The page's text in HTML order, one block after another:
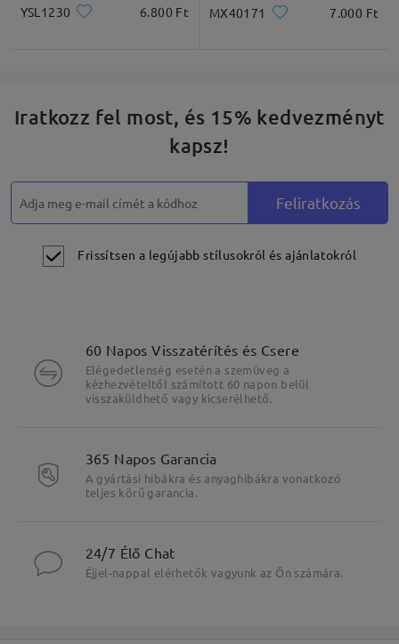
YSL1230 6.800 Ft MX40171 7.000 Ft
Iratkozz fel most, és 15% kedvezményt
kapsz!
Feliratkozás
Frissítsen a legújabb stílusokról és ajánlatokról
60 Napos Visszatérítés és Csere
Elégedetlenség esetén a szemüveg a
kézhezvételtől számított 60 napon belül
visszaküldhető vagy kicserélhető.
365 Napos Garancia
A gyártási hibákra és anyaghibákra vonatkozó
teljes körű garancia.
24/7 Élő Chat
Éjjel-nappal elérhetők vagyunk az Ön számára.